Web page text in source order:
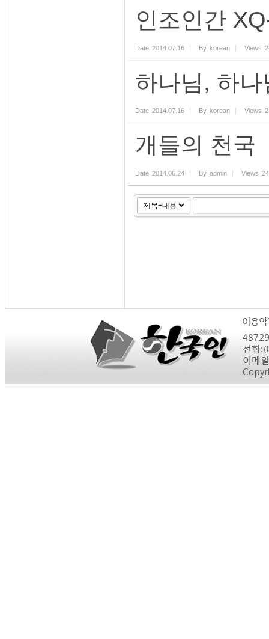
인조인간
Date 2014.07.16 By korean Views
하나님, 하나
Date 2014.07.16 By korean Views
개들의 천국
Date 2014.06.24 By admin Views